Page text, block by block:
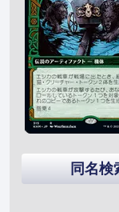
同名検